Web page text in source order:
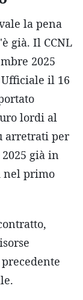
la pena
già. Il CCNL
2025
il 16
lordi al
arretrati per
già in
nel primo